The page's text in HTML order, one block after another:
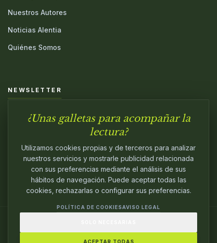
Nuestros Autores
Noticias Alentia
Quiénes Somos
NEWSLETTER
Únete a nuestra comunidad y sé el primero en conocer las
PASIÓN.
¿Unas galletas para acompañar la
lectura?
Utilizamos cookies propias y de terceros para analizar
nuestros servicios y mostrarle publicidad relacionada
con sus preferencias mediante el análisis de sus
hábitos de navegación. Puede aceptar todas las
cookies, rechazarlas o configurar sus preferencias.
POLÍTICA DE COOKIESAVISO LEGAL
ACEPTAR TODAS